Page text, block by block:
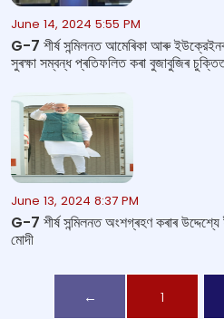
June 14, 2024 5:55 PM
G-7 শীৰ্ষ সন্মিলনত আমেৰিকা আৰু ইউক্রেইনৰ
সুৰক্ষা সম্বন্ধ প্ৰতিফলিত কৰা বুজাবুজিৰ
June 13, 2024 8:37 PM
G-7 শীৰ্ষ সন্মিলনত অংশগ্ৰহণ কৰাৰ উদ্দেশ্যে
মোদী
← 1